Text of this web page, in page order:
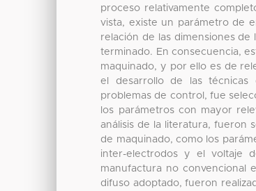
proceso relativamente
vista, existe un parámetro de
relación de las dimensiones
terminado. En consecuencia,
maquinado, y por ello es de
el desarrollo de las técnicas
problemas de control, fue
los parámetros con mayor
análisis de la literatura, fueron
de maquinado, como los
inter-electrodos y el voltaje
manufactura no convencional
difuso adoptado, fueron